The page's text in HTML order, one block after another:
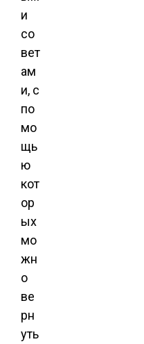
и
со
вет
ам
и, с
по
мо
щь
ю
кот
ор
ых
мо
жн
о
ве
рн
уть